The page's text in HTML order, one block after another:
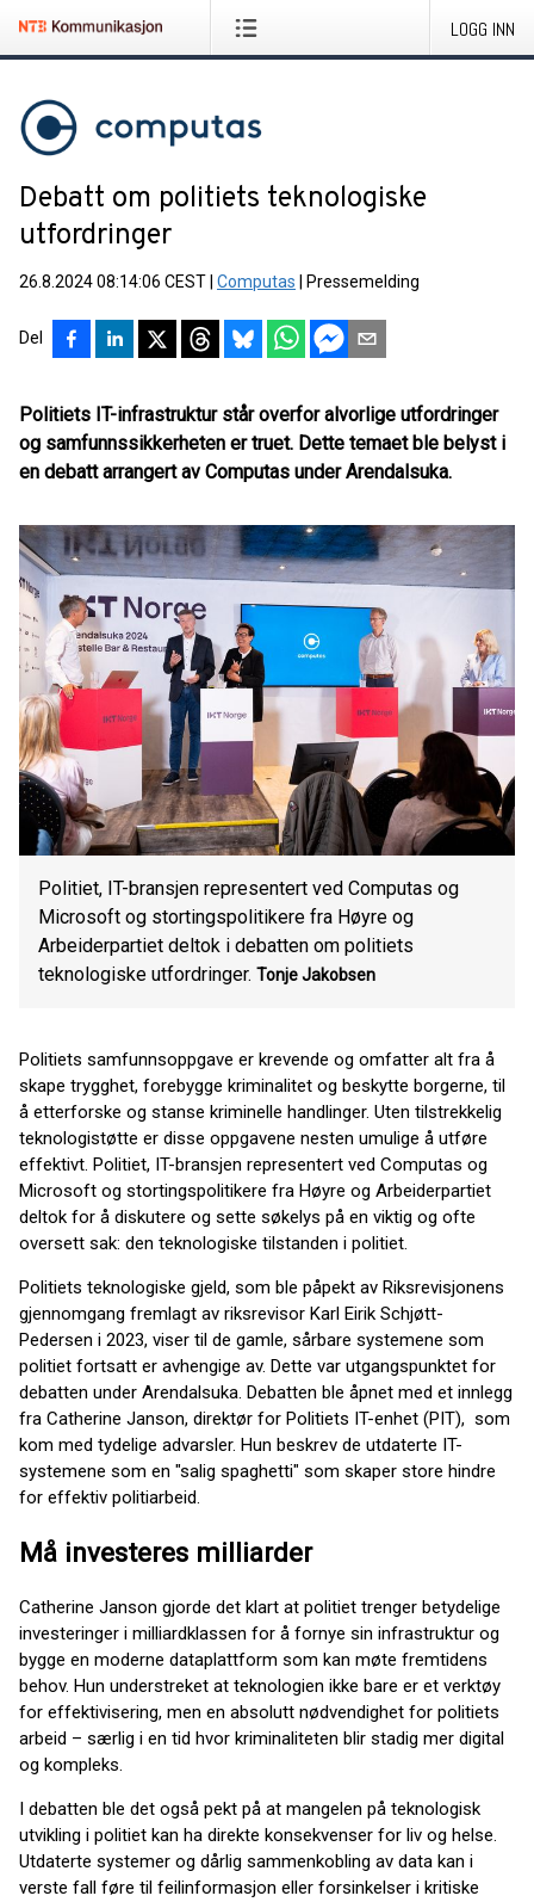
LOGG INN
Debatt om politiets teknologiske
utfordringer
26.8.2024 08:14:06 CEST Computas Pressemelding
Del
Politiets IT-infrastruktur står overfor alvorlige utfordringer
og samfunnssikkerheten er truet. Dette temaet ble belyst i
en debatt arrangert av Computas under Arendalsuka.
Politiet, IT-bransjen representert ved Computas og
Microsoft og stortingspolitikere fra Høyre og
Arbeiderpartiet deltok i debatten om politiets
teknologiske utfordringer. Tonje Jakobsen
Politiets samfunnsoppgave er krevende og omfatter alt fra å
skape trygghet, forebygge kriminalitet og beskytte borgerne, til
å etterforske og stanse kriminelle handlinger. Uten tilstrekkelig
teknologistøtte er disse oppgavene nesten umulige å utføre
effektivt. Politiet, IT-bransjen representert ved Computas og
Microsoft og stortingspolitikere fra Høyre og Arbeiderpartiet
deltok for å diskutere og sette søkelys på en viktig og ofte
oversett sak: den teknologiske tilstanden i politiet.
Politiets teknologiske gjeld, som ble påpekt av Riksrevisjonens
gjennomgang fremlagt av riksrevisor Karl Eirik Schjøtt-
Pedersen i 2023, viser til de gamle, sårbare systemene som
politiet fortsatt er avhengige av. Dette var utgangspunktet for
debatten under Arendalsuka. Debatten ble åpnet med et innlegg
fra Catherine Janson, direktør for Politiets IT-enhet (PIT), som
kom med tydelige advarsler. Hun beskrev de utdaterte IT-
systemene som en "salig spaghetti" som skaper store hindre
for effektiv politiarbeid.
Må investeres milliarder
Catherine Janson gjorde det klart at politiet trenger betydelige
investeringer i milliardklassen for å fornye sin infrastruktur og
bygge en moderne dataplattform som kan møte fremtidens
behov. Hun understreket at teknologien ikke bare er et verktøy
for effektivisering, men en absolutt nødvendighet for politiets
arbeid – særlig i en tid hvor kriminaliteten blir stadig mer digital
og kompleks.
I debatten ble det også pekt på at mangelen på teknologisk
utvikling i politiet kan ha direkte konsekvenser for liv og helse.
Utdaterte systemer og dårlig sammenkobling av data kan i
verste fall føre til feilinformasjon eller forsinkelser i kritiske